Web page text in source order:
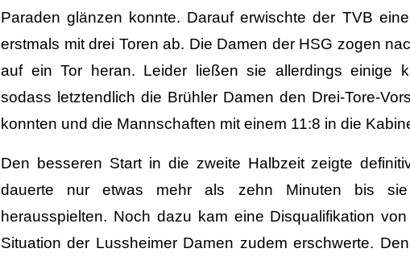
Paraden glänzen konnte. Darauf erwischte der TVB
erstmals mit drei Toren ab. Die Damen der HSG zogen
auf ein Tor heran. Leider ließen sie allerdings einige
sodass letztendlich die Brühler Damen den Drei-Tore-
konnten und die Mannschaften mit einem 11:8 in die
Den besseren Start in die zweite Halbzeit zeigte
dauerte nur etwas mehr als zehn Minuten bis sie
herausspielten. Noch dazu kam eine Disqualifikation
Situation der Lussheimer Damen zudem erschwerte.